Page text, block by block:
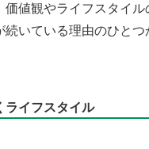
価値観やライフスタイル
続いている理由のひとつ
ライフスタイル